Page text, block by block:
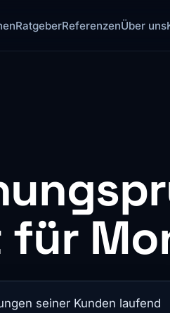
RatgeberReferenzenÜber uns
für
seiner Kunden laufend